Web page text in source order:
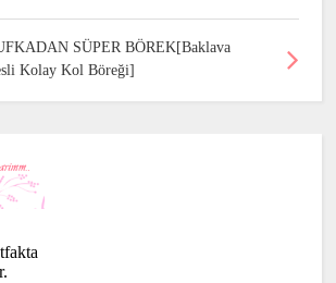
SÜPER BÖREK[Baklava
Kolay Kol Böreği]